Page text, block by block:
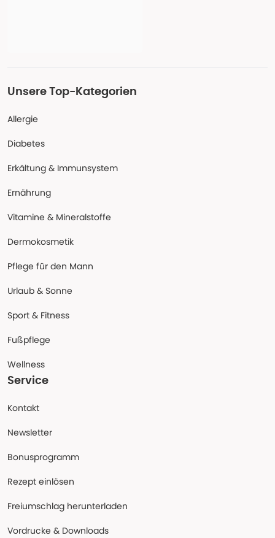
Unsere Top-Kategorien
Allergie
Diabetes
Erkältung & Immunsystem
Ernährung
Vitamine & Mineralstoffe
Dermokosmetik
Pflege für den Mann
Urlaub & Sonne
Sport & Fitness
Fußpflege
Wellness
Service
Kontakt
Newsletter
Bonusprogramm
Rezept einlösen
Freiumschlag herunterladen
Vordrucke & Downloads